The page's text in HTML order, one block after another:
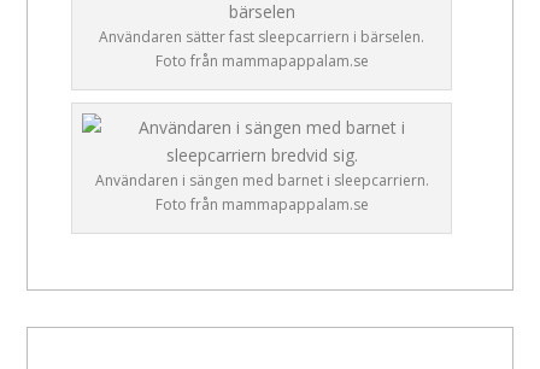
Användaren sätter fast sleepcarriern i bärselen.
Foto från mammapappalam.se
Användaren i sängen med barnet i sleepcarriern.
Foto från mammapappalam.se